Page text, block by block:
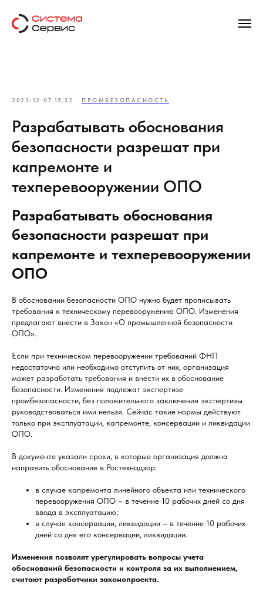
2023-12-07 15:32 ПРОМБЕЗОПАСНОСТЬ
Разрабатывать обоснования
безопасности разрешат при
капремонте и
техперевооружении ОПО
Разрабатывать обоснования
безопасности разрешат при
капремонте и техперевооружении
ОПО
В обосновании безопасности ОПО нужно будет прописывать
требования к техническому перевооружению ОПО. Изменения
предлагают внести в Закон «О промышленной безопасности
ОПО».
Если при техническом перевооружении требований ФНП
недостаточно или необходимо отступить от них, организация
может разработать требования и внести их в обоснование
безопасности. Изменения подлежат экспертизе
промбезопасности, без положительного заключения экспертизы
руководствоваться ими нельзя. Сейчас такие нормы действуют
только при эксплуатации, капремонте, консервации и ликвидации
ОПО.
В документе указали сроки, в которые организация должна
направить обоснование в Ростехнадзор:
в случае капремонта линейного объекта или технического
перевооружения ОПО – в течение 10 рабочих дней со дня
ввода в эксплуатацию;
в случае консервации, ликвидации – в течение 10 рабочих
дней со дня его консервации, ликвидации.
Изменения позволят урегулировать вопросы учета
обоснований безопасности и контроля за их выполнением,
считают разработчики законопроекта.